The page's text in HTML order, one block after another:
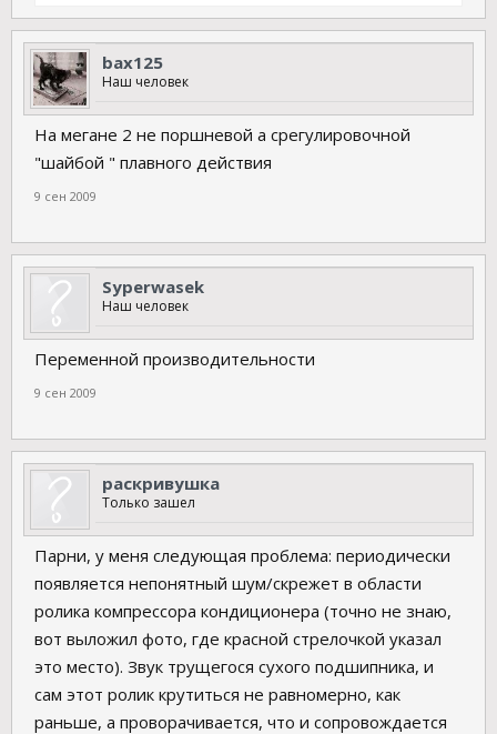
bax125
Наш человек
На мегане 2 не поршневой а срегулировочной
"шайбой " плавного действия
9 сен 2009
Syperwasek
Наш человек
Переменной производительности
9 сен 2009
раскривушка
Только зашел
Парни, у меня следующая проблема: периодически
появляется непонятный шум/скрежет в области
ролика компрессора кондиционера (точно не знаю,
вот выложил фото, где красной стрелочкой указал
это место). Звук трущегося сухого подшипника, и
сам этот ролик крутиться не равномерно, как
раньше, а проворачивается, что и сопровождается